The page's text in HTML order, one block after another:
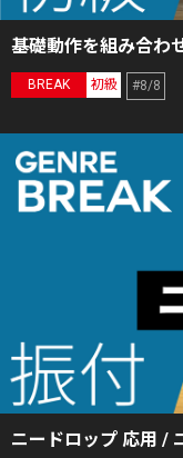
基礎動作を組み合わ
BREAK 初級 #8/8
ニードロップ 応用 /